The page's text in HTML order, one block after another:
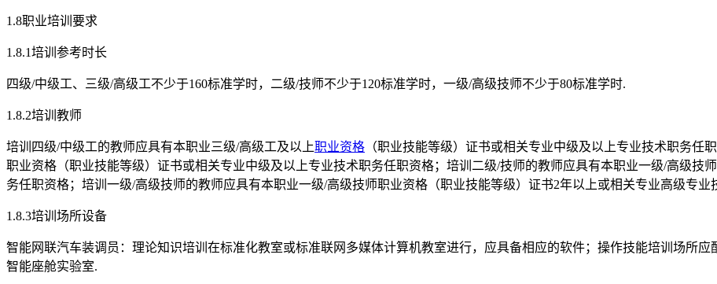
1.8职业培训要求
1.8.1培训参考时长
四级/中级工、三级/高级工不少于160标准学时，二级/技师不少于120标准学时，一级/高级技师不少于80标准学时.
1.8.2培训教师
培训四级/中级工的教师应具有本职业三级/高级工及以上职业资格 （职业技能等级）证书或相关专业中级及以上专业技术职务
职业资格（职业技能等级）证书或相关专业中级及以上专业技术职务任职资格；培训二级/技师的教师应具有本职业一级/高级技
务任职资格；培训一级/高级技师的教师应具有本职业一级/高级技师职业资格（职业技能等级）证书2年以上或相关专业高级专业
1.8.3培训场所设备
智能网联汽车装调员：理论知识培训在标准化教室或标准联网多媒体计算机教室进行，应具备相应的软件；操作技能培训场所应
智能座舱实验室.